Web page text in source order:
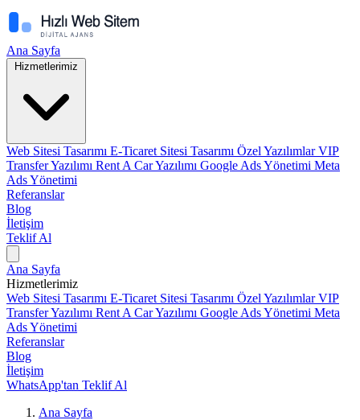
Ana Sayfa
Hizmetlerimiz
Web Sitesi Tasarımı E-Ticaret Sitesi Tasarımı Özel YazılımlarVIP
Transfer Yazılımı Rent A Car Yazılımı Google Ads Yönetimi Meta
Ads Yönetimi
Referanslar
Blog
İletişim
Teklif Al
Ana Sayfa
Hizmetlerimiz
Web Sitesi Tasarımı E-Ticaret Sitesi Tasarımı Özel YazılımlarVIP
Transfer Yazılımı Rent A Car Yazılımı Google Ads Yönetimi Meta
Ads Yönetimi
Referanslar
Blog
İletişim
WhatsApp'tan Teklif Al
Ana Sayfa